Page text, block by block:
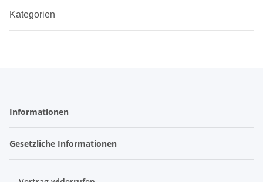
Kategorien
Informationen
Gesetzliche Informationen